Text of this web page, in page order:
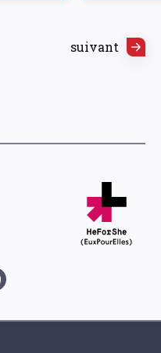
suivant